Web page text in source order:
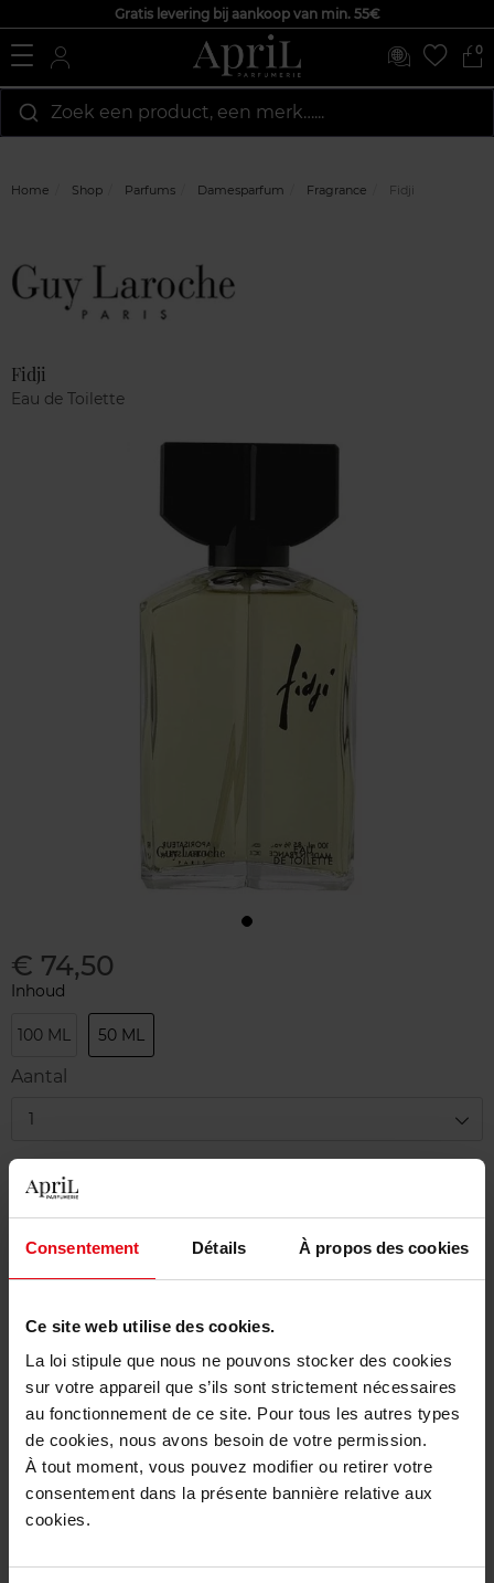
Consentement Détails À propos des cookies
Ce site web utilise des cookies.
La loi stipule que nous ne pouvons stocker des cookies
sur votre appareil que s’ils sont strictement nécessaires
au fonctionnement de ce site. Pour tous les autres types
de cookies, nous avons besoin de votre permission.
À tout moment, vous pouvez modifier ou retirer votre
consentement dans la présente bannière relative aux
cookies.
Gratis levering bij aankoop van min. 55€
0
Zoek een product, een merk…...
Home Shop Parfums Damesparfum Fragrance Fidji
Fidji
Eau de Toilette
€ 74,50
Inhoud
100 ML 50 ML
Aantal
1
Levering
In winkelmandje
Gratis levering bij aankoop van min. 55€
Gratis retour in je winkelpunt
Gratis verpakking
Beschrijving